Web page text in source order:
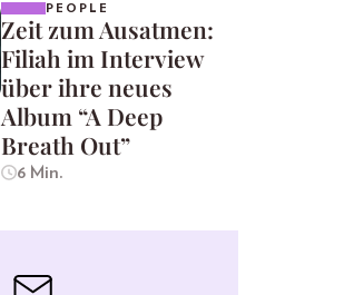
PEOPLE
Zeit zum Ausatmen:
Filiah im Interview
über ihre neues
Album “A Deep
Breath Out”
6 Min.